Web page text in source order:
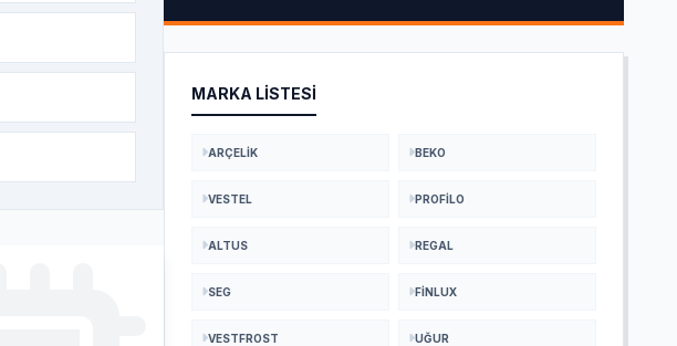
MARKA LISTESI
ARÇELIK BEKO
VESTEL PROFILO
ALTUS REGAL
SEG FINLUX
VESTFROST UĞUR